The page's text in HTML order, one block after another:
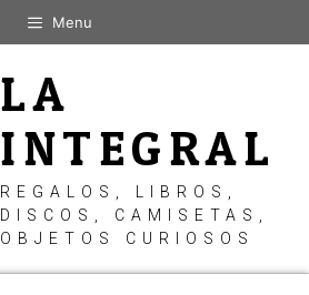
Menu
LA
INTEGRAL
REGALOS, LIBROS,
DISCOS, CAMISETAS,
OBJETOS CURIOSOS